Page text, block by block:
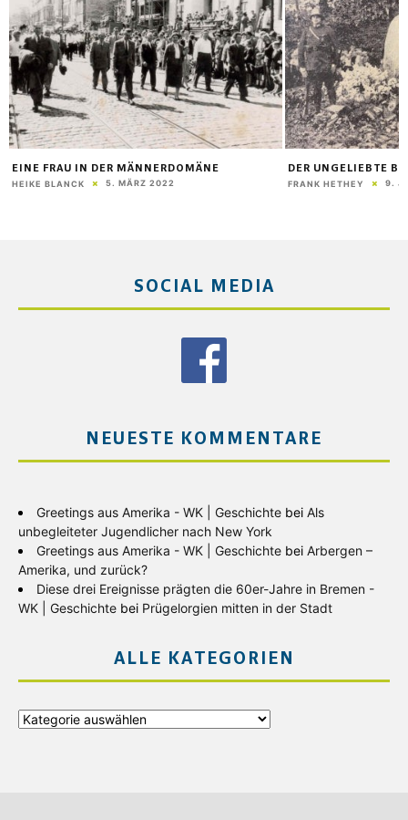
EINE FRAU IN DER MÄNNERDOMÄNE
HEIKE BLANCK 5. MÄRZ 2022
DER UNGELIEBTE
FRANK HETHEY 9.
SOCIAL MEDIA
NEUESTE KOMMENTARE
Greetings aus Amerika - WK | Geschichte bei Als
unbegleiteter Jugendlicher nach New York
Greetings aus Amerika - WK | Geschichte bei Arbergen –
Amerika, und zurück?
Diese drei Ereignisse prägten die 60er-Jahre in Bremen -
WK | Geschichte bei Prügelorgien mitten in der Stadt
ALLE KATEGORIEN
Alle